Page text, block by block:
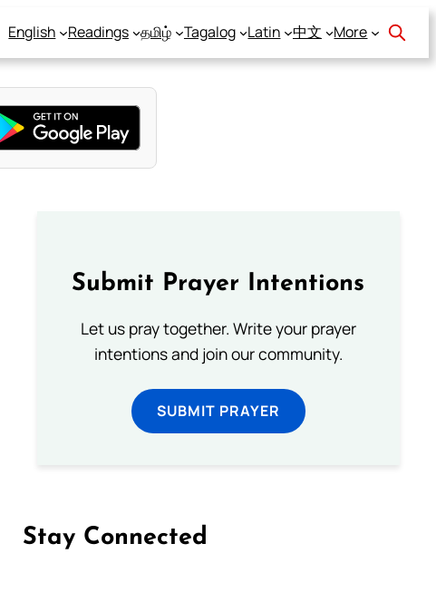
English Readings தமிழ் Tagalog Latin 中文 More
Submit Prayer Intentions
Let us pray together. Write your prayer
intentions and join our community.
SUBMIT PRAYER
Stay Connected